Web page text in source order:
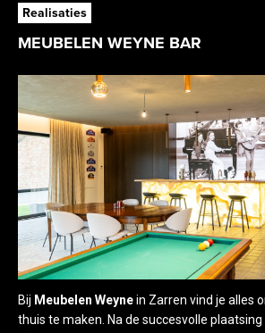
Realisaties
MEUBELEN WEYNE BAR
Bij Meubelen Weynein Zarren vind je alles
thuis te maken. Na de succesvolle